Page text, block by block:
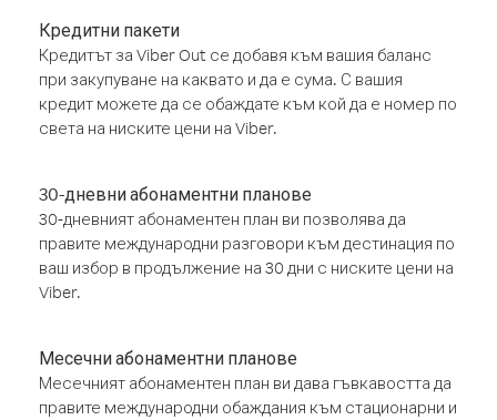
Кредитни пакети
Кредитът за Viber Out се добавя към вашия баланс
при закупуване на каквато и да е сума. С вашия
кредит можете да се обаждате към кой да е номер по
света на ниските цени на Viber.
30-дневни абонаментни планове
30-дневният абонаментен план ви позволява да
правите международни разговори към дестинация по
ваш избор в продължение на 30 дни с ниските цени на
Viber.
Месечни абонаментни планове
Месечният абонаментен план ви дава гъвкавостта да
правите международни обаждания към стационарни и